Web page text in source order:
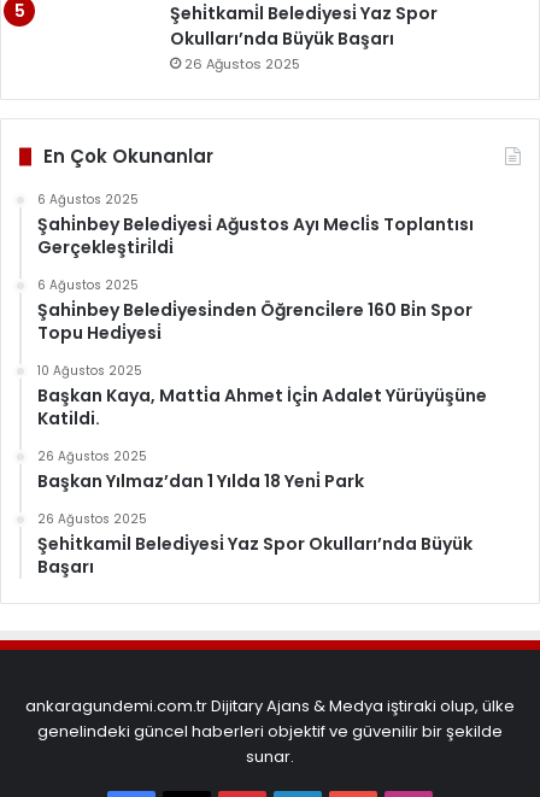
Şehi̇tkami̇l Beledi̇yesi̇ Yaz Spor
Okulları’nda Büyük Başarı
26 Ağustos 2025
En Çok Okunanlar
6 Ağustos 2025
Şahi̇nbey Beledi̇yesi̇ Ağustos Ayı Mecli̇s Toplantısı
Gerçekleşti̇ri̇ldi̇
6 Ağustos 2025
Şahi̇nbey Beledi̇yesi̇nden Öğrenci̇lere 160 Bi̇n Spor
Topu Hedi̇yesi̇
10 Ağustos 2025
Başkan Kaya, Matti̇a Ahmet İçi̇n Adalet Yürüyüşüne
Katildi.
26 Ağustos 2025
Başkan Yılmaz’dan 1 Yılda 18 Yeni̇ Park
26 Ağustos 2025
Şehi̇tkami̇l Beledi̇yesi̇ Yaz Spor Okulları’nda Büyük
Başarı
ankaragundemi.com.tr Dijitary Ajans & Medya iştiraki olup, ülke
genelindeki güncel haberleri objektif ve güvenilir bir şekilde
sunar.